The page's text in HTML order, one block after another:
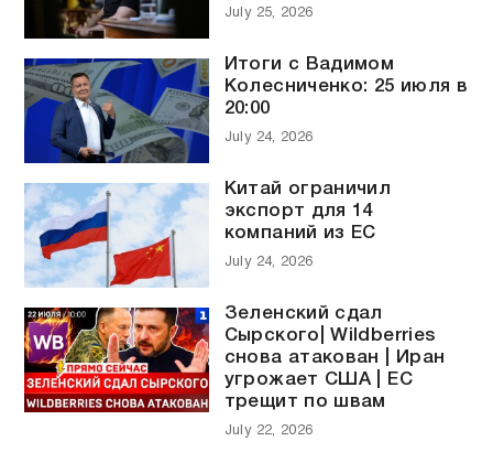
July 25, 2026
Итоги с Вадимом
Колесниченко: 25 июля в
20:00
July 24, 2026
Китай ограничил
экспорт для 14
компаний из ЕС
July 24, 2026
Зеленский сдал
Сырского| Wildberries
снова атакован | Иран
угрожает США | ЕС
трещит по швам
July 22, 2026